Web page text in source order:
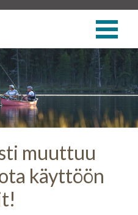
muuttuu
käyttöön